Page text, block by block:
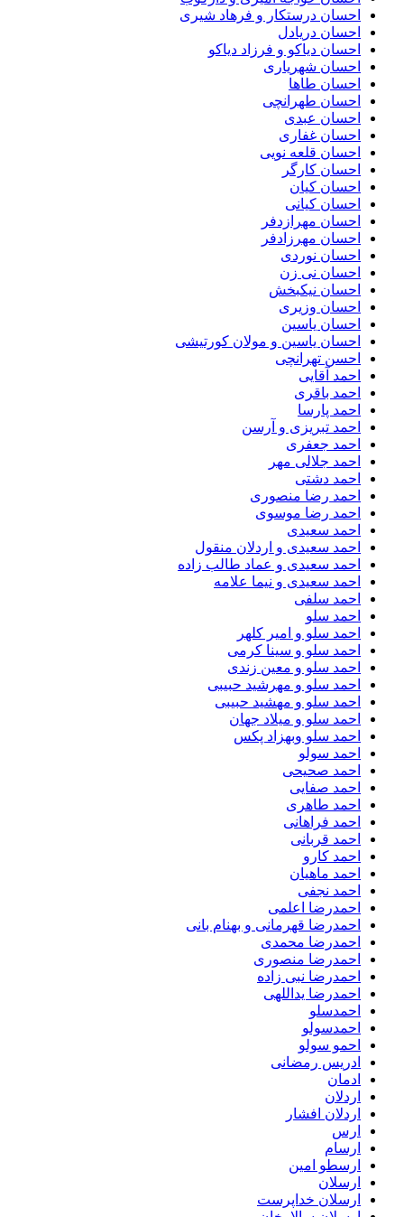
احسان درستكار و فرهاد شيرى
احسان دریادل
احسان دیاکو و فرزاد دیاکو
احسان شهریاری
احسان طاها
احسان طهرانچی
احسان عبدی
احسان غفاری
احسان قلعه نویی
احسان کارگر
احسان کیان
احسان کیانی
احسان مهرازدفر
احسان مهرزادفر
احسان نوردی
احسان نی زن
احسان نیکبخش
احسان وزیری
احسان یاسین
احسان یاسین و مولان کورتیشی
احسن تهرانچی
احمد آقایی
احمد باقری
احمد پارسا
احمد تبریزی و آرسن
احمد جعفری
احمد جلالی مهر
احمد دشتی
احمد رضا منصوری
احمد رضا موسوی
احمد سعیدی
احمد سعیدی و اردلان منقول
احمد سعیدی و عماد طالب زاده
احمد سعیدی و نیما علامه
احمد سلفی
احمد سلو
احمد سلو و امیر کلهر
احمد سلو و سینا کرمی
احمد سلو و معین زندی
احمد سلو و مهرشید حبیبی
احمد سلو و مهشید حبیبی
احمد سلو و میلاد جهان
احمد سلو وبهزاد پکس
احمد سولو
احمد صحیحی
احمد صفایی
احمد طاهری
احمد فراهانی
احمد قربانی
احمد کارو
احمد ماهیان
احمد نجفی
احمدرضا اعلمی
احمدرضا قهرمانی و بهنام بانی
احمدرضا محمدی
احمدرضا منصوری
احمدرضا نبی زاده
احمدرضا یداللهی
احمدسلو
احمدسولو
احمو سولو
ادریس رمضانی
ادمان
اردلان
اردلان افشار
ارس
ارسام
ارسطو امین
ارسلان
ارسلان خداپرست